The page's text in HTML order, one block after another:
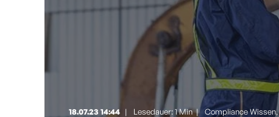
18.07.23 14:44 Lesedauer: 1 Min| Compliance Wissen,